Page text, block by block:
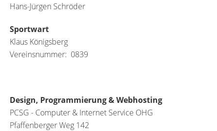
Hans-Jürgen Schröder
Sportwart
Klaus Königsberg
Vereinsnummer: 0839
Design, Programmierung & Webhosting
PCSG - Computer & Internet Service OHG
Pfaffenberger Weg 142